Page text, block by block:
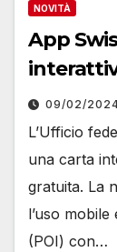
NOVITÀ
App
09/02/
L’Ufficio
una carta
gratuita. La
l’uso
(POI) con…